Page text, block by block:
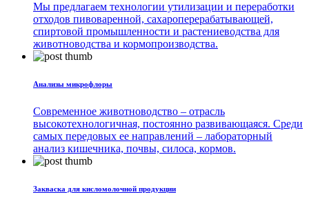
Мы предлагаем технологии утилизации и переработки
отходов пивоваренной, сахароперерабатывающей,
спиртовой промышленности и растениеводства для
животноводства и кормопроизводства.
Анализы микрофлоры
Современное животноводство – отрасль
высокотехнологичная, постоянно развивающаяся. Среди
самых передовых ее направлений – лабораторный
анализ кишечника, почвы, силоса, кормов.
Закваска для кисломолочной продукции